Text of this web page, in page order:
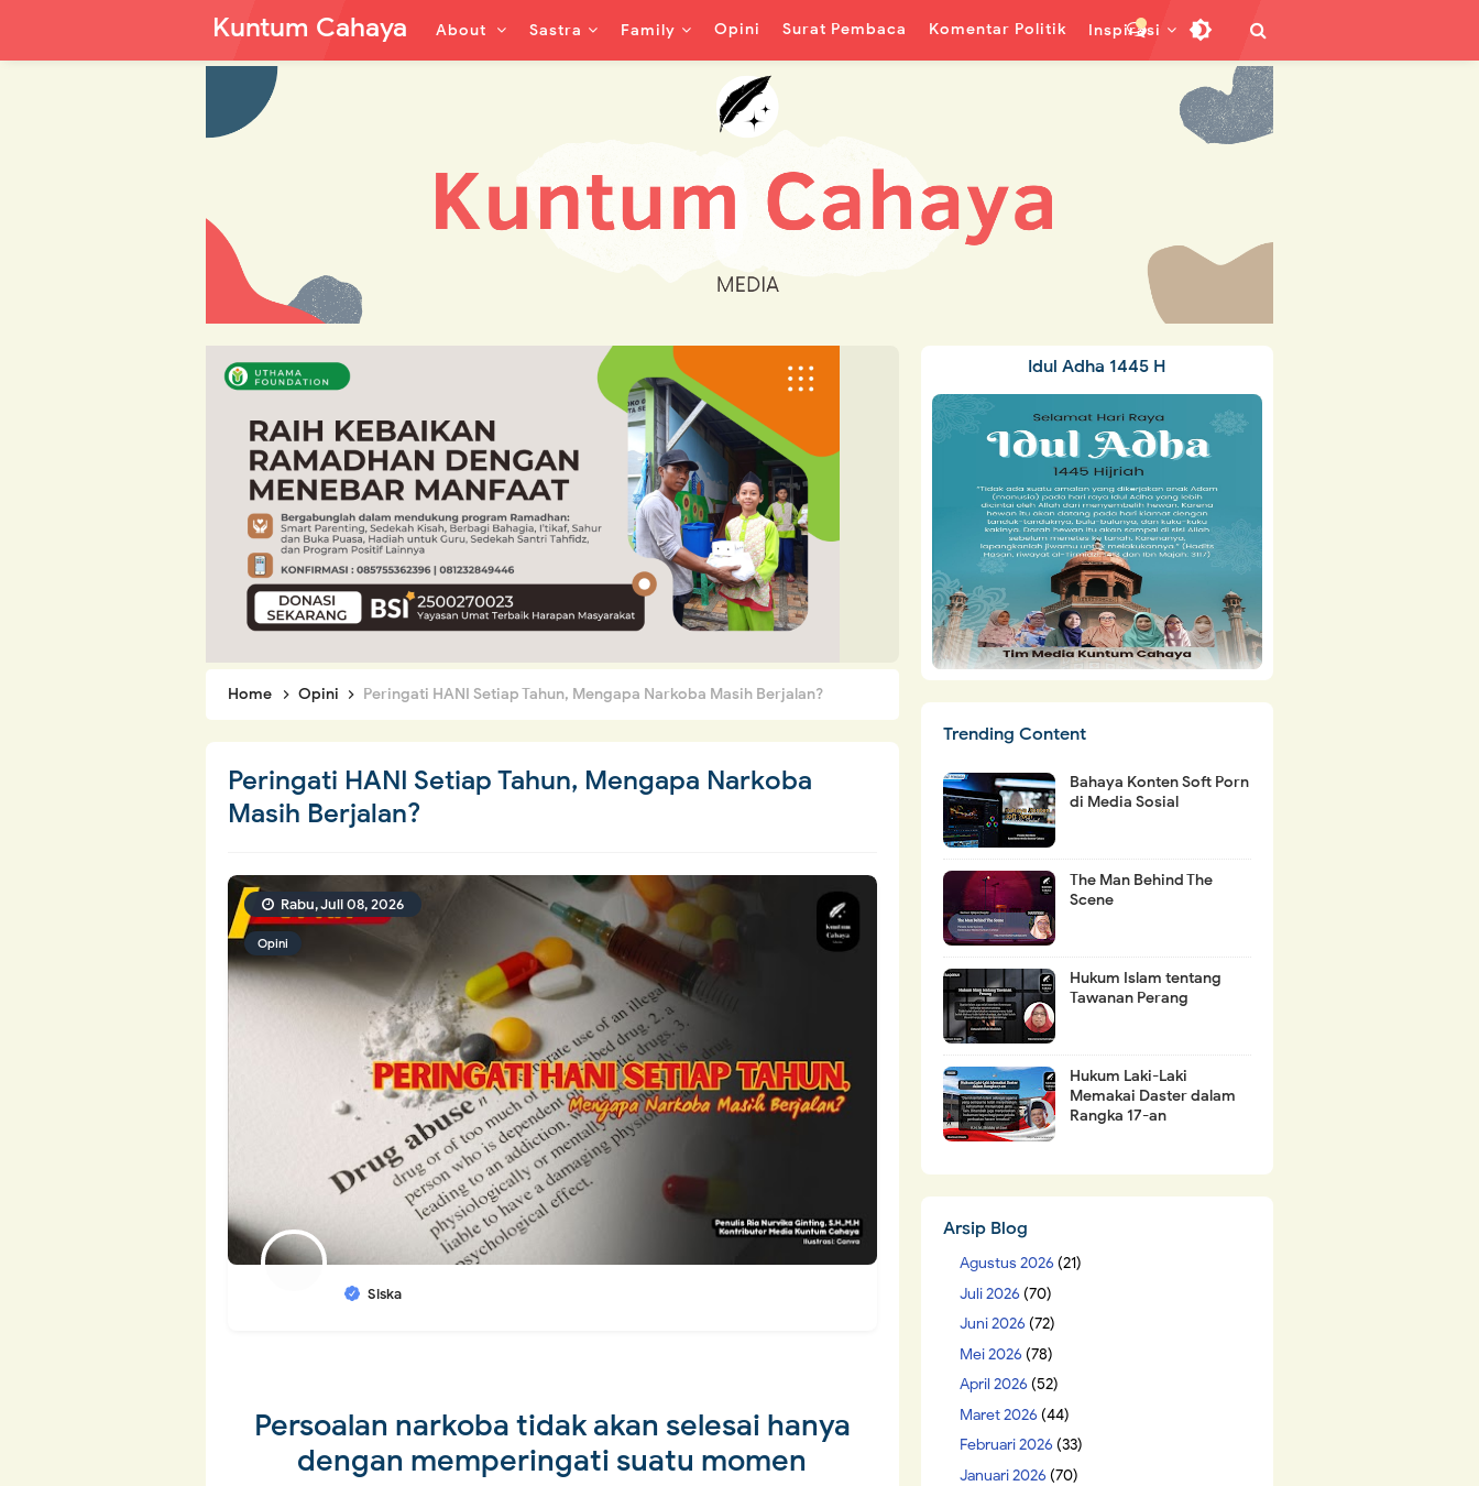
Kuntum Cahaya About Sastra Family Opini Surat Pembaca Komentar Politik Inspirasi
Home Opini Peringati HANI Setiap Tahun, Mengapa Narkoba Masih Berjalan?
Peringati HANI Setiap Tahun, Mengapa Narkoba
Masih Berjalan?
Opini
Siska
Rabu, Juli 08, 2026
Persoalan narkoba tidak akan selesai hanya
dengan memperingati suatu momen
Idul Adha 1445 H
Trending Content
Bahaya Konten Soft Porn
di Media Sosial
The Man Behind The
Scene
Hukum Islam tentang
Tawanan Perang
Hukum Laki-Laki
Memakai Daster dalam
Rangka 17-an
Arsip Blog
Agustus 2026 (21)
Juli 2026 (70)
Juni 2026 (72)
Mei 2026 (78)
April 2026 (52)
Maret 2026 (44)
Februari 2026 (33)
Januari 2026 (70)